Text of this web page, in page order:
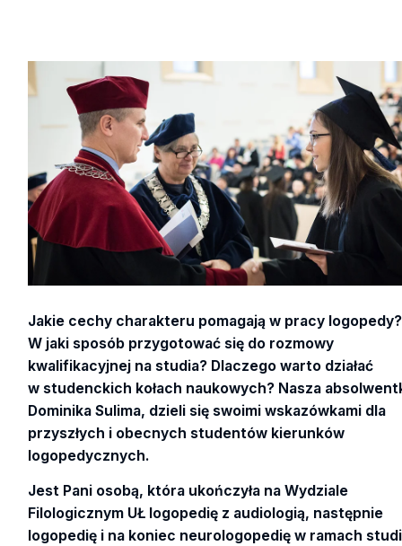
Jakie cechy charakteru pomagają w pracy logopedy?
W jaki sposób przygotować się do rozmowy
kwalifikacyjnej na studia? Dlaczego warto działać
w studenckich kołach naukowych? Nasza
Dominika Sulima, dzieli się swoimi wskazówkami dla
przyszłych i obecnych studentów kierunków
logopedycznych.
Jest Pani osobą, która ukończyła na Wydziale
Filologicznym UŁ logopedię z audiologią, następnie
logopedię i na koniec neurologopedię w ramach